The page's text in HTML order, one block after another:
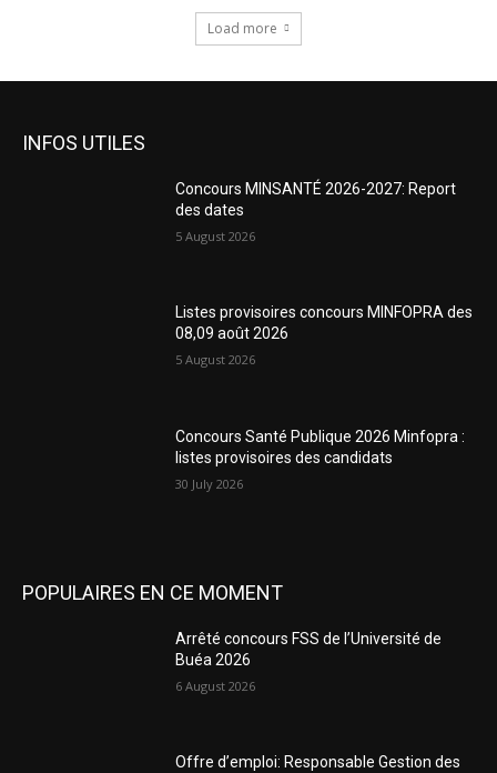
Load more
INFOS UTILES
Concours MINSANTÉ 2026-2027: Report
des dates
5 August 2026
Listes provisoires concours MINFOPRA des
08,09 août 2026
5 August 2026
Concours Santé Publique 2026 Minfopra :
listes provisoires des candidats
30 July 2026
POPULAIRES EN CE MOMENT
Arrêté concours FSS de l’Université de
Buéa 2026
6 August 2026
Offre d’emploi: Responsable Gestion des